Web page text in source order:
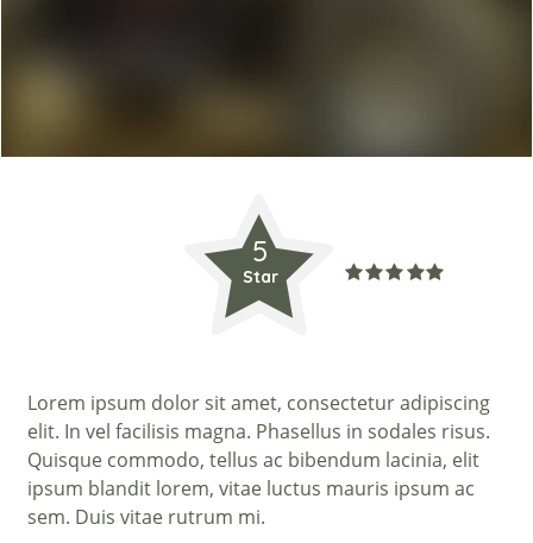
5
Star
Lorem ipsum dolor sit amet, consectetur adipiscing
elit. In vel facilisis magna. Phasellus in sodales risus.
Quisque commodo, tellus ac bibendum lacinia, elit
ipsum blandit lorem, vitae luctus mauris ipsum ac
sem. Duis vitae rutrum mi.